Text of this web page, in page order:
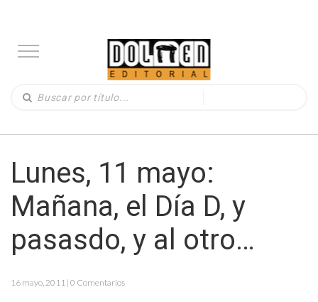
Lunes, 11 mayo:
Mañana, el Día D, y
pasasdo, y al otro…
16 mayo, 2011 | 0 Comentarios